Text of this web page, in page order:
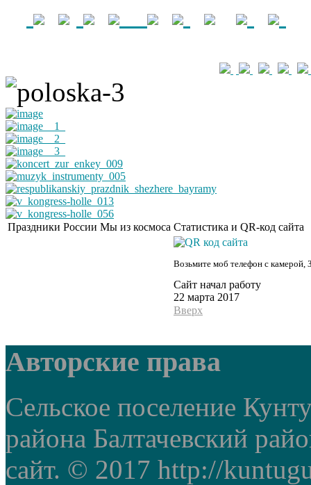
Праздники России Мы из космоса Статистика и QR-код сайта
Возьмите моб телефон с камерой,
Сайт начал работу
22 марта 2017
Вверх
Авторские права
Сельское поселение
района Балтачевский
сайт. © 2017 http://